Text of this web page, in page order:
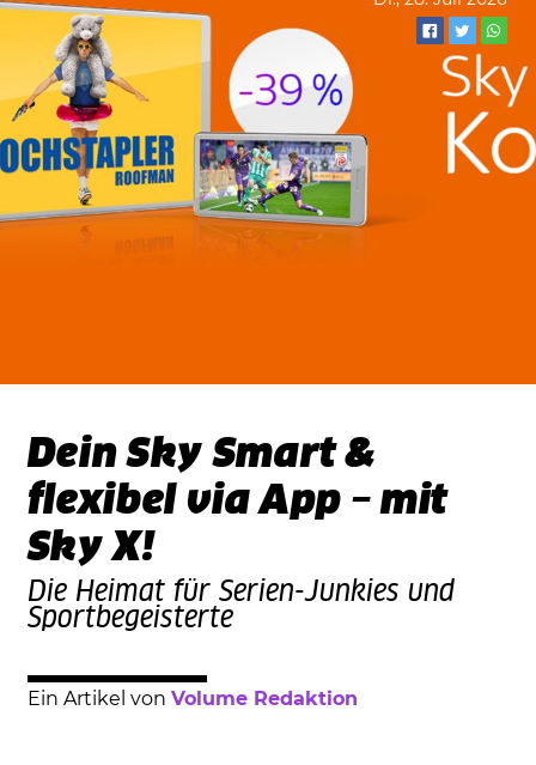
Dein Sky Smart &
flexibel via App – mit
Sky X!
Die Heimat für Serien-Junkies und
Sportbegeisterte
Ein Artikel von Volume Redaktion